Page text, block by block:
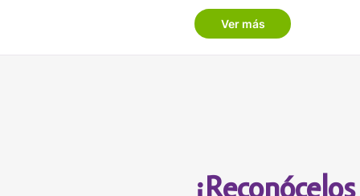
Abarrotes Eben Ezer
Av Benito Juarez 370, Salvador Alvarado, Navolato,
Sinaloa
Ver más